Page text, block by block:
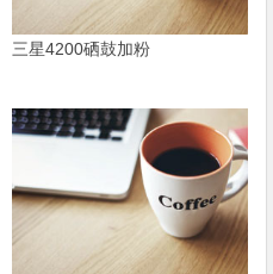
三星4200硒鼓加粉